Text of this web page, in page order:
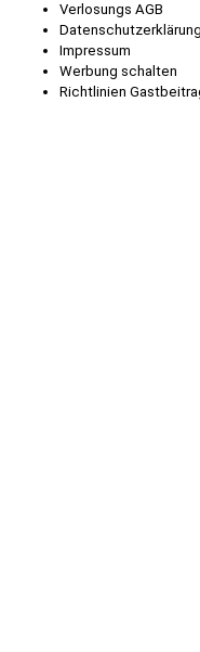
Verlosungs AGB
Datenschutzerklärung
Impressum
Werbung schalten
Richtlinien